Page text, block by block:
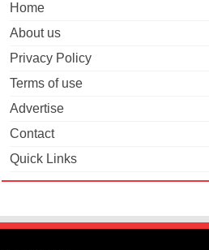
Home
About us
Privacy Policy
Terms of use
Advertise
Contact
Quick Links